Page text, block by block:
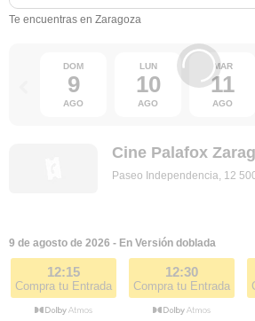
Te encuentras en Zaragoza
DOM
9
AGO
LUN
10
AGO
MAR
11
AGO
Cine Palafox
Paseo Independencia, 12
9 de agosto de 2026 - En Versión doblada
12:15
Compra tu Entrada
12:30
Compra tu Entrada